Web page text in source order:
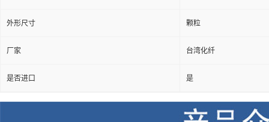
外形尺寸 颗粒
厂家 台湾化纤
是否进口 是